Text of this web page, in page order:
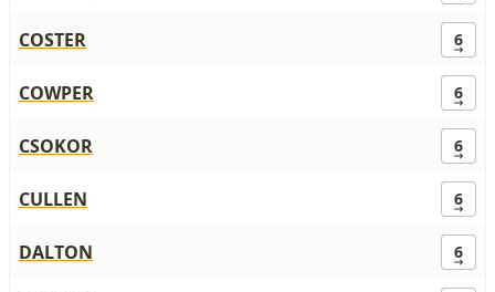
COSTER 6
COWPER 6
CSOKOR 6
CULLEN 6
DALTON 6